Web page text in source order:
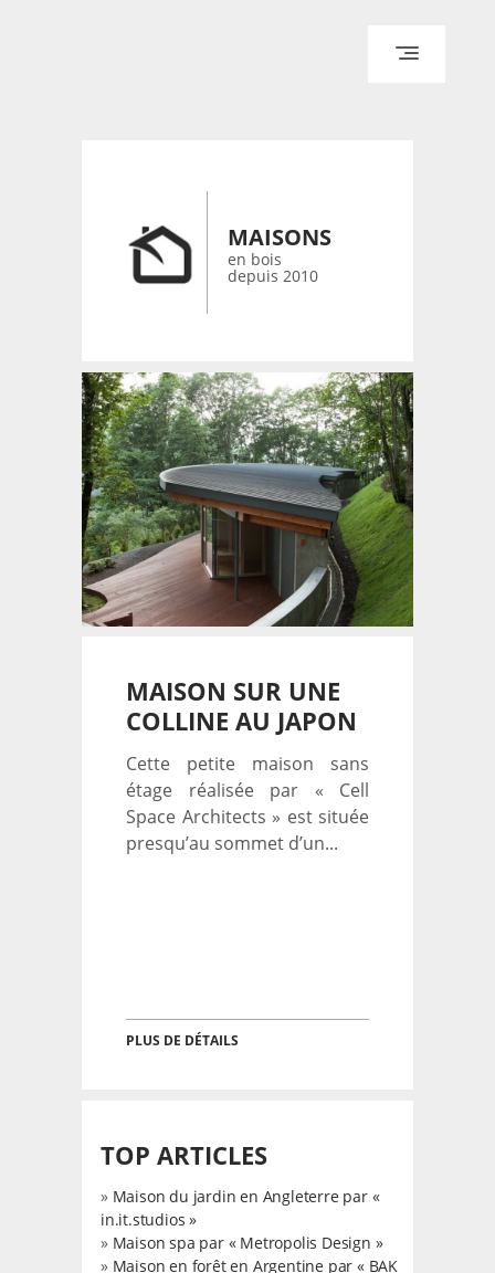
CONTACT
MAISONS
en bois
depuis 2010
MAISON SUR UNE
COLLINE AU JAPON
Cette petite maison sans
étage réalisée par « Cell
Space Architects » est située
presqu’au sommet d’un...
PLUS DE DÉTAILS
TOP ARTICLES
» Maison du jardin en Angleterre par «
in.it.studios »
» Maison spa par « Metropolis Design »
» Maison en forêt en Argentine par « BAK